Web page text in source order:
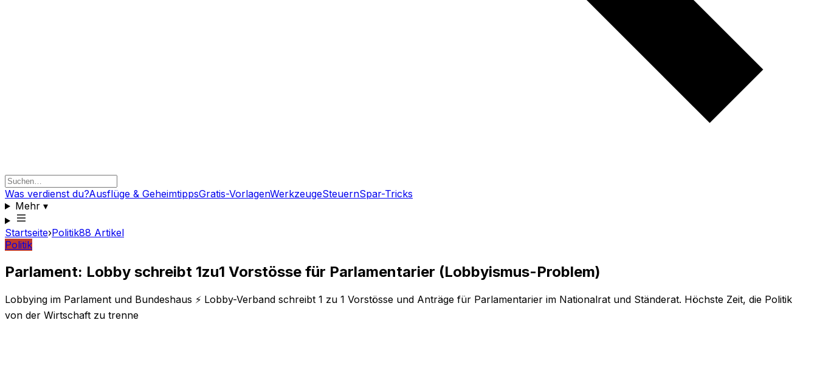
Was verdienst du?Ausflüge & GeheimtippsGratis-VorlagenWerkzeugeSteuernSpar-Tricks
Mehr▾
Startseite›Politik88 Artikel
Politik
Parlament: Lobby schreibt 1zu1 Vorstösse für Parlamentarier (Lobbyismus-Problem)
Lobbying im Parlament und Bundeshaus ⚡ Lobby-Verband schreibt 1 zu 1 Vorstösse und Anträge für Parlamentarier im Nationalrat und Ständerat. Höchste Zeit, die Politik
von der Wirtschaft zu trenne